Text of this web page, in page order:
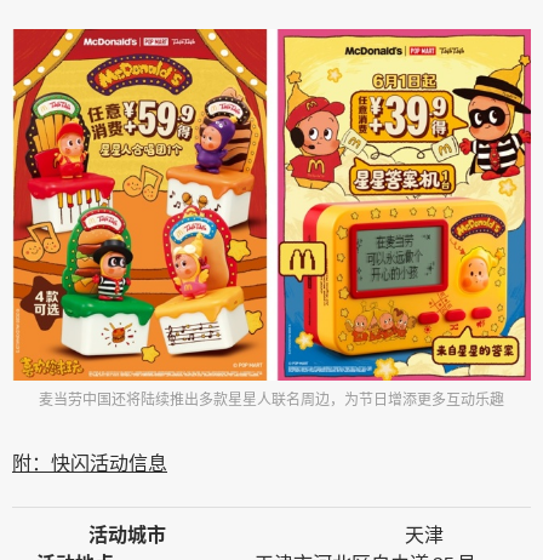
麦当劳中国还将陆续推出多款星星人联名周边，为节日增添更多互动乐趣
附：快闪活动信息
活动城市
天津